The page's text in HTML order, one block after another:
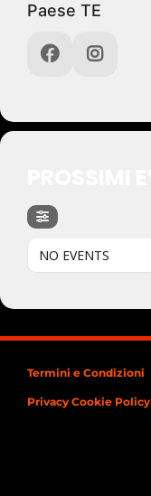
Paese TE
NO EVENTS
Termini e Condizioni
Privacy Cookie Policy